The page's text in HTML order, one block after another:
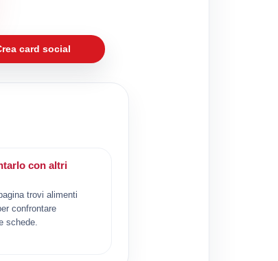
card social
con altri
trovi alimenti
confrontare
schede.